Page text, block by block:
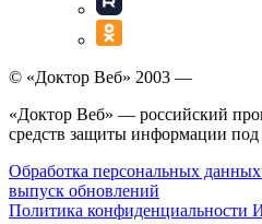
© «Доктор Веб» 2003 —
«Доктор Веб» — российский
средств защиты информации под
Обработка персональных данных
выпуск обновлений
Политика конфиденциальности